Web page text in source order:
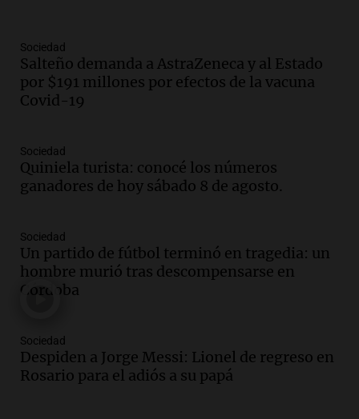
Episodios
Audio.La historia de la servilleta que
firmó Jorge Messi para el primer
contrato de Leo con Barcelona
Audio.Joan Gaspart: "Sin Jorge, no sé si
Messi hubiera llegado adonde llegó"
Audio.El orgullo y el sueño argentino de
Jorge Messi en una entrevista con Rony
Vargas en 2007
Audio.El abuelo de Agostina Vega, tras
las nuevas detenciones: "En esa casa
Sociedad
Salteño demanda a AstraZeneca y al Estado
por $191 millones por efectos de la vacuna
Covid-19
Sociedad
Quiniela turista: conocé los números
ganadores de hoy sábado 8 de agosto.
Sociedad
Un partido de fútbol terminó en tragedia: un
hombre murió tras descompensarse en
Córdoba
Sociedad
Despiden a Jorge Messi: Lionel de regreso en
Rosario para el adiós a su papá